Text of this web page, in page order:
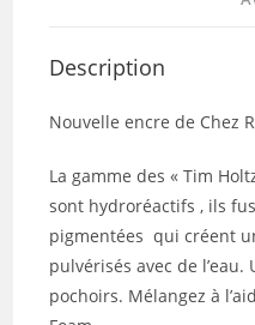
Description
Nouvelle encre de Chez
La gamme des « Tim
sont hydroréactifs , ils
pigmentées qui créent
pulvérisés avec de
pochoirs. Mélangez à